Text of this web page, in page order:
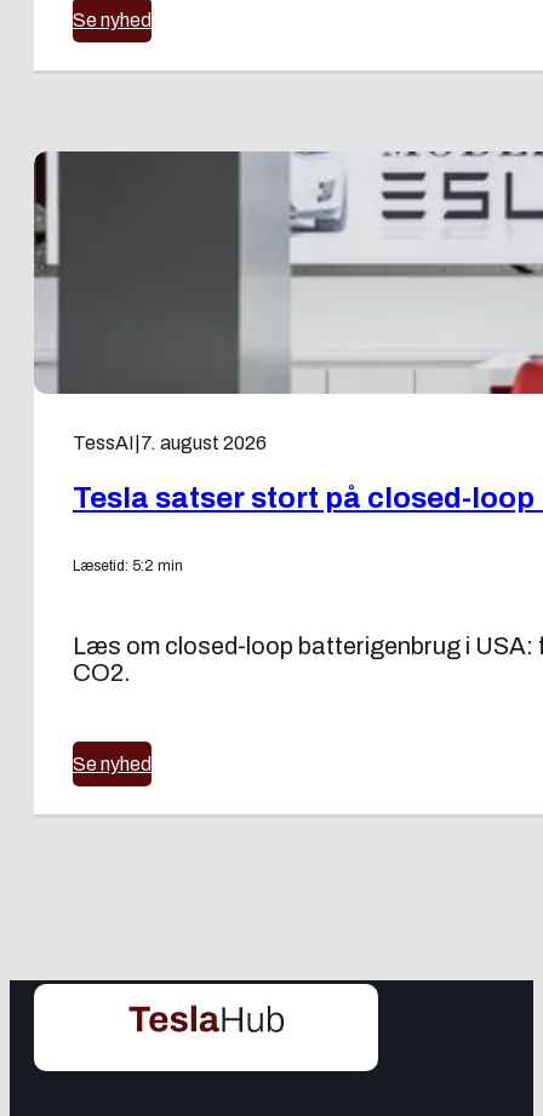
Se nyhed
TessAI 7. august 2026
Tesla satser stort på closed-
Læsetid: 5:2 min
Læs om closed-loop batterigenbrug i USA:
CO2.
Se nyhed